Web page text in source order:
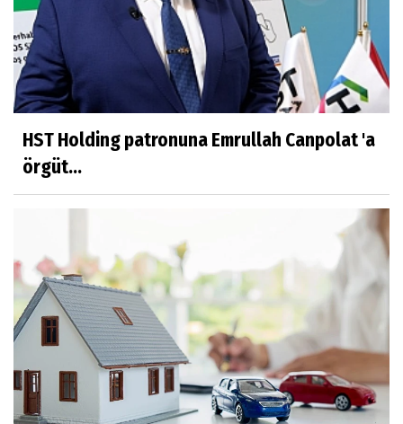
HST Holding patronuna Emrullah Canpolat 'a
örgüt...